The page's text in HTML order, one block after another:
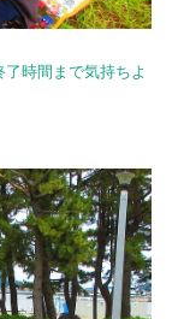
時間まで気持ちよ